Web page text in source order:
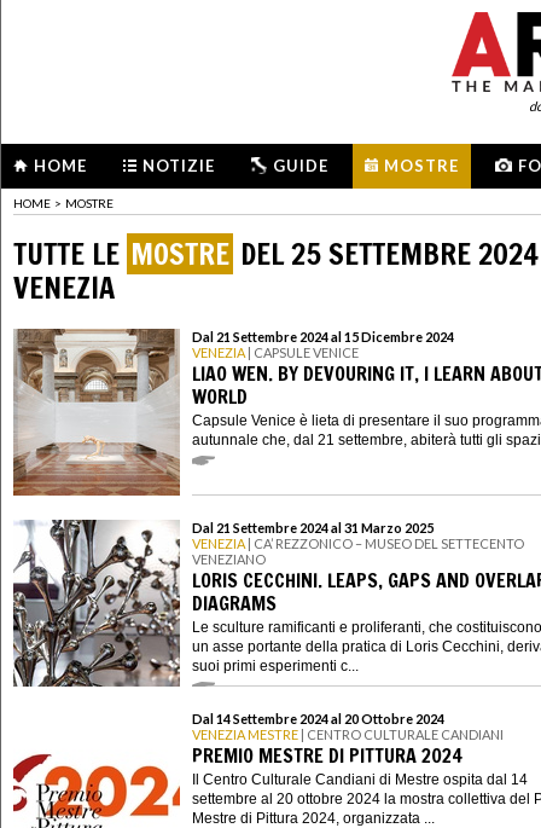
HOME NOTIZIE GUIDE MOSTRE
HOME > MOSTRE
TUTTE LE MOSTRE DEL 25 SETTEMBRE
VENEZIA
Dal 21 Settembre 2024 al 15 Dicembre 2024
VENEZIA | CAPSULE VENICE
LIAO WEN. BY DEVOURING IT, I LEARN
WORLD
Capsule Venice è lieta di presentare il suo
autunnale che, dal 21 settembre, abiterà tutti gli
Dal 21 Settembre 2024 al 31 Marzo 2025
VENEZIA | CA’ REZZONICO – MUSEO DEL SETTECENTO
VENEZIANO
LORIS CECCHINI. LEAPS, GAPS AND
DIAGRAMS
Le sculture ramificanti e proliferanti, che
un asse portante della pratica di Loris Cecchini,
suoi primi esperimenti c...
Dal 14 Settembre 2024 al 20 Ottobre 2024
VENEZIA MESTRE | CENTRO CULTURALE CANDIANI
PREMIO MESTRE DI PITTURA 2024
Il Centro Culturale Candiani di Mestre ospita dal 14
settembre al 20 ottobre 2024 la mostra collettiva del
Mestre di Pittura 2024, organizzata ...